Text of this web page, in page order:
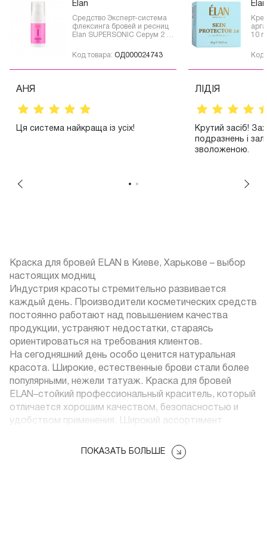
Elan
Средство Эксперт-система
флексинга бровей и ресниц
Elan SUPERSONIC Серум 2 10
Код товара: ОД000024743
АНЯ
Ця система найкраща із усіх!
Elan
10 г
Код
ЛІДІЯ
Крутий засіб!
подразнень і
зволоженою.
Краска для бровей ELAN в Киеве, Харькове – выбор
настоящих модниц
Индустрия красоты стремительно развивается
каждый день. Производители косметических средств
постоянно работают над повышением качества
продукции, устраняют недостатки, стараясь
ориентироваться на требования клиентов.
На сегодняшний день особо ценится натуральная
красота. Широкие, естественные брови стали более
популярными, нежели татуаж. Краска для бровей
ELAN–стойкий профессиональный краситель, который
отличается хорошим качеством, безопасностью и
удобством применения. Широкий ассортимент
найти на страницах интернет-магазина Френч
(аппликатор, ложка мерная, тоник для снятия краски с
ПОКАЗАТЬ БОЛЬШЕ